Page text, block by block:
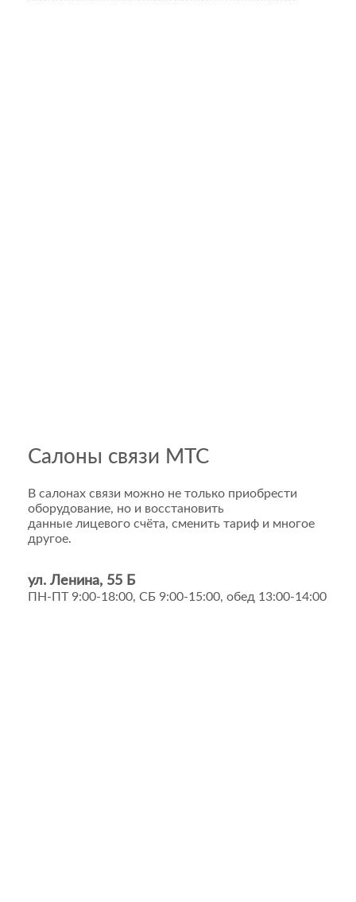
Салоны связи МТС
В салонах связи можно не только приобрести
оборудование, но и восстановить
данные лицевого счёта, сменить тариф и многое
другое.
ул. Ленина, 55 Б
ПН-ПТ 9:00-18:00, СБ 9:00-15:00, обед 13:00-14:00